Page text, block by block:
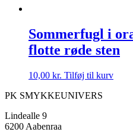
Sommerfugl i
flotte røde sten
10,00 kr. Tilføj til kurv
PK SMYKKEUNIVERS
Lindealle 9
6200 Aabenraa